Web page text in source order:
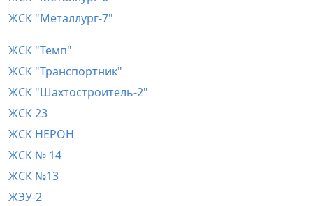
ЖСК "Металлург-7"
ЖСК "Темп"
ЖСК "Транспортник"
ЖСК "Шахтостроитель-2"
ЖСК 23
ЖСК НЕРОН
ЖСК № 14
ЖСК №13
ЖЭУ-2